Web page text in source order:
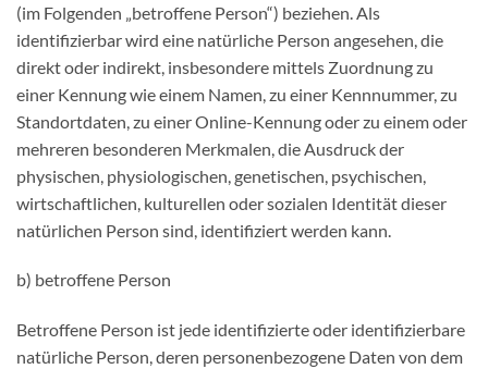
(im Folgenden „betroffene Person“) beziehen. Als
identifizierbar wird eine natürliche Person angesehen, die
direkt oder indirekt, insbesondere mittels Zuordnung zu
einer Kennung wie einem Namen, zu einer Kennnummer, zu
Standortdaten, zu einer Online-Kennung oder zu einem oder
mehreren besonderen Merkmalen, die Ausdruck der
physischen, physiologischen, genetischen, psychischen,
wirtschaftlichen, kulturellen oder sozialen Identität dieser
natürlichen Person sind, identifiziert werden kann.
b) betroffene Person
Betroffene Person ist jede identifizierte oder identifizierbare
natürliche Person, deren personenbezogene Daten von dem